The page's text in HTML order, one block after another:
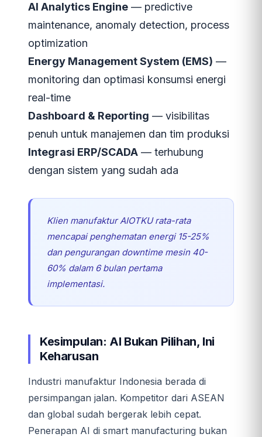
AI Analytics Engine — predictive
maintenance, anomaly detection, process
optimization
Energy Management System (EMS) —
monitoring dan optimasi konsumsi energi
real-time
Dashboard & Reporting — visibilitas
penuh untuk manajemen dan tim produksi
Integrasi ERP/SCADA — terhubung
dengan sistem yang sudah ada
Klien manufaktur AIOTKU rata-rata
mencapai penghematan energi 15-25%
dan pengurangan downtime mesin 40-
60% dalam 6 bulan pertama
implementasi.
Kesimpulan: AI Bukan Pilihan, Ini
Keharusan
Industri manufaktur Indonesia berada di
persimpangan jalan. Kompetitor dari ASEAN
dan global sudah bergerak lebih cepat.
Penerapan AI di smart manufacturing bukan